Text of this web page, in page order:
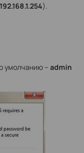
192.168.1.254).
умолчанию – admin